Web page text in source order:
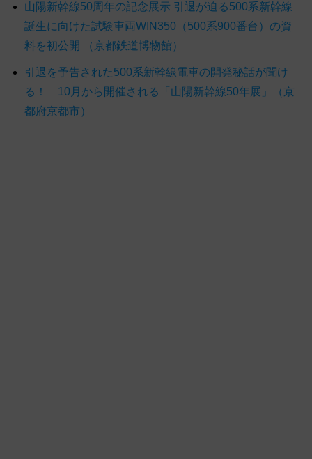
山陽新幹線50周年の記念展示 引退が迫る500系新幹線
誕生に向けた試験車両WIN350（500系900番台）の資
料を初公開 （京都鉄道博物館）
引退を予告された500系新幹線電車の開発秘話が聞け
る！ 10月から開催される「山陽新幹線50年展」（京
都府京都市）